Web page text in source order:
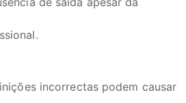
incorrectas podem causar